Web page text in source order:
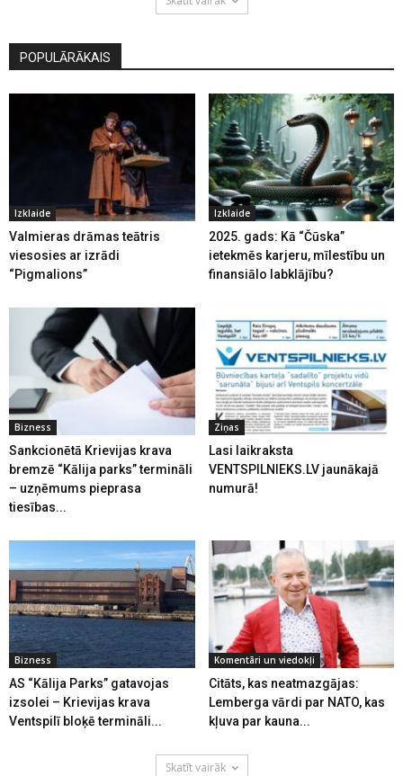
POPULĀRĀKAIS
Izklaide
Valmieras drāmas teātris
viesosies ar izrādi
“Pigmalions”
Izklaide
2025. gads: Kā “Čūska”
ietekmēs karjeru, mīlestību un
finansiālo labklājību?
Bizness
Sankcionētā Krievijas krava
bremzē “Kālija parks” termināli
– uzņēmums pieprasa
tiesības...
Ziņas
Lasi laikraksta
VENTSPILNIEKS.LV jaunākajā
numurā!
Bizness
AS “Kālija Parks” gatavojas
izsolei – Krievijas krava
Ventspilī bloķē termināli...
Komentāri un viedokļi
Citāts, kas neatmazgājas:
Lemberga vārdi par NATO, kas
kļuva par kauna...
Skatīt vairāk